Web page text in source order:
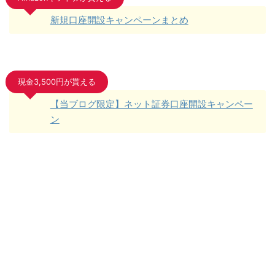
新規口座開設キャンペーンまとめ
現金3,500円が貰える
【当ブログ限定】ネット証券口座開設キャンペー
ン